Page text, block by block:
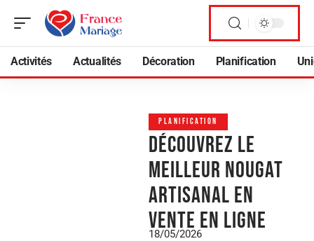
Activités Actualités Décoration Planification
PLANIFICATION
Découvrez le
meilleur nougat
artisanal en
vente en ligne
18/05/2026